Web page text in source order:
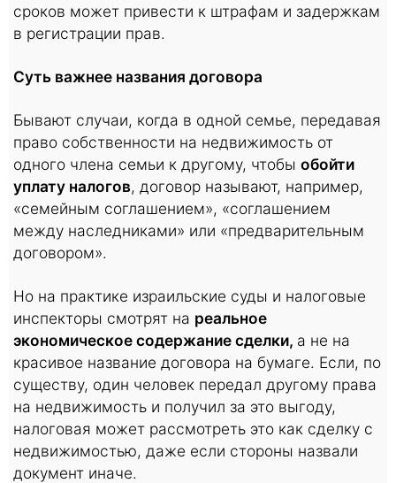
сроков может привести к штрафам и задержкам
в регистрации прав.
Суть важнее названия договора
Бывают случаи, когда в одной семье, передавая
право собственности на недвижимость от
одного члена семьи к другому, чтобы обойти
уплату налогов, договор называют, например,
«семейным соглашением», «соглашением
между наследниками» или «предварительным
договором».
Но на практике израильские суды и налоговые
инспекторы смотрят на реальное
экономическое содержание сделки, а не на
красивое название договора на бумаге. Если, по
существу, один человек передал другому права
на недвижимость и получил за это выгоду,
налоговая может рассмотреть это как сделку с
недвижимостью, даже если стороны назвали
документ иначе.